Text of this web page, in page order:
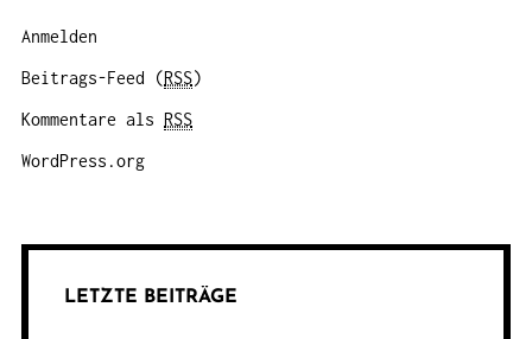
Anmelden
Beitrags-Feed (RSS)
Kommentare als RSS
WordPress.org
LETZTE BEITRÄGE